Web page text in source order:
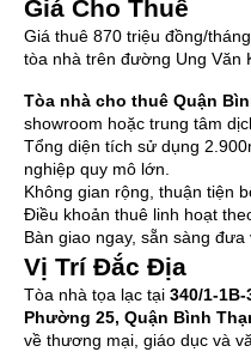
Giá Cho Thuê
Giá thuê 870 triệu đồng/
tòa nhà trên đường Ung Văn
Tòa nhà cho thuê Quận
showroom hoặc trung tâm
Tổng diện tích sử dụng
nghiệp quy mô lớn.
Không gian rộng, thuận tiện
Điều khoản thuê linh hoạt
Bàn giao ngay, sẵn sàng đưa
Vị Trí Đắc Địa
Tòa nhà tọa lạc tại 340/1-
Phường 25, Quận Bình
về thương mại, giáo dục và